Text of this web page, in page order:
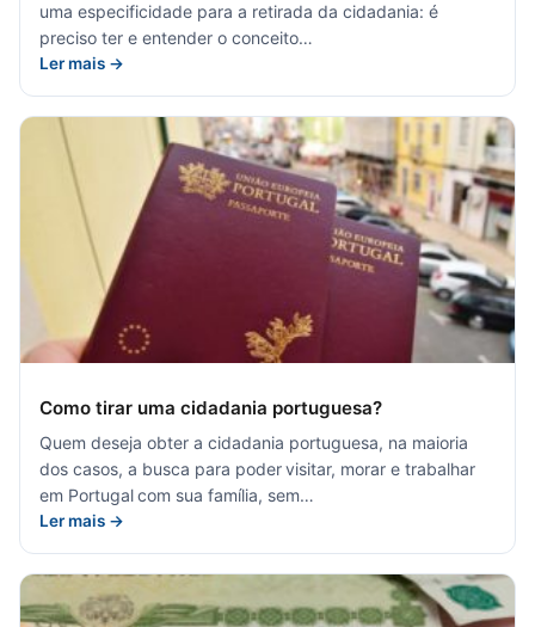
uma especificidade para a retirada da cidadania: é
preciso ter e entender o conceito…
Ler mais →
Como tirar uma cidadania portuguesa?
Quem deseja obter a cidadania portuguesa, na maioria
dos casos, a busca para poder visitar, morar e trabalhar
em Portugal com sua família, sem…
Ler mais →